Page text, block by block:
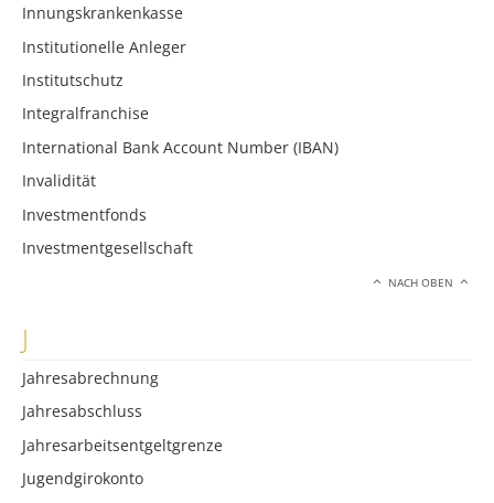
Innungskrankenkasse
Institutionelle Anleger
Institutschutz
Integralfranchise
International Bank Account Number (IBAN)
Invalidität
Investmentfonds
Investmentgesellschaft
NACH OBEN
J
Jahresabrechnung
Jahresabschluss
Jahresarbeitsentgeltgrenze
Jugendgirokonto